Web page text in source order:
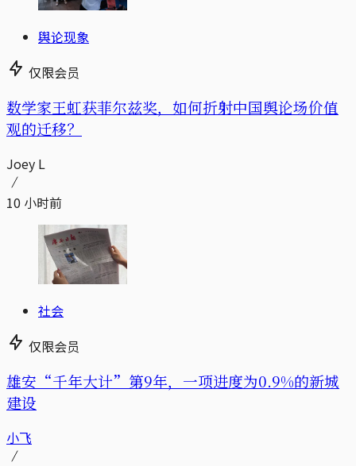
舆论现象
仅限会员
数学家王虹获菲尔兹奖，如何折射中国舆论场价值
观的迁移？
Joey L
10 小时前
社会
仅限会员
雄安“千年大计”第9年，一项进度为0.9%的新城
建设
小飞